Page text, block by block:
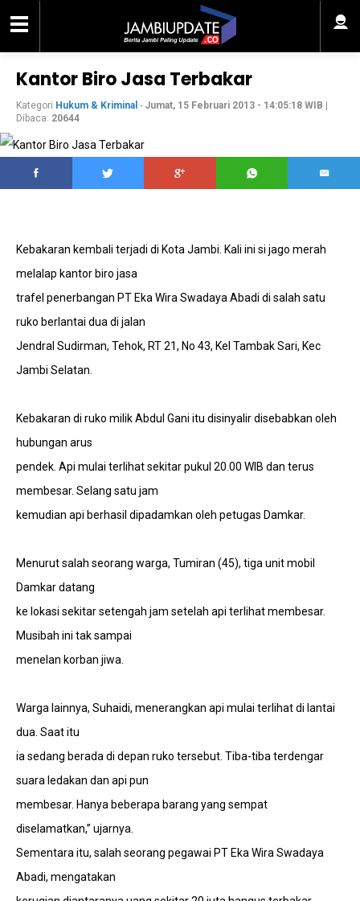
Kantor Biro Jasa Terbakar
Kategori Hukum & Kriminal - Jumat, 15 Februari 2013 - 14:05:18 WIB
Dibaca: 20644
Kebakaran kembali terjadi di Kota Jambi. Kali ini si jago merah
melalap kantor biro jasa
trafel penerbangan PT Eka Wira Swadaya Abadi di salah satu
ruko berlantai dua di jalan
Jendral Sudirman, Tehok, RT 21, No 43, Kel Tambak Sari, Kec
Jambi Selatan.
Kebakaran di ruko milik Abdul Gani itu disinyalir disebabkan oleh
hubungan arus
pendek. Api mulai terlihat sekitar pukul 20.00 WIB dan terus
membesar. Selang satu jam
kemudian api berhasil dipadamkan oleh petugas Damkar.
Menurut salah seorang warga, Tumiran (45), tiga unit mobil
Damkar datang
ke lokasi sekitar setengah jam setelah api terlihat membesar.
Musibah ini tak sampai
menelan korban jiwa.
Warga lainnya, Suhaidi, menerangkan api mulai terlihat di lantai
dua. Saat itu
ia sedang berada di depan ruko tersebut. Tiba-tiba terdengar
suara ledakan dan api pun
membesar. Hanya beberapa barang yang sempat
diselamatkan,’’ ujarnya.
Sementara itu, salah seorang pegawai PT Eka Wira Swadaya
Abadi, mengatakan